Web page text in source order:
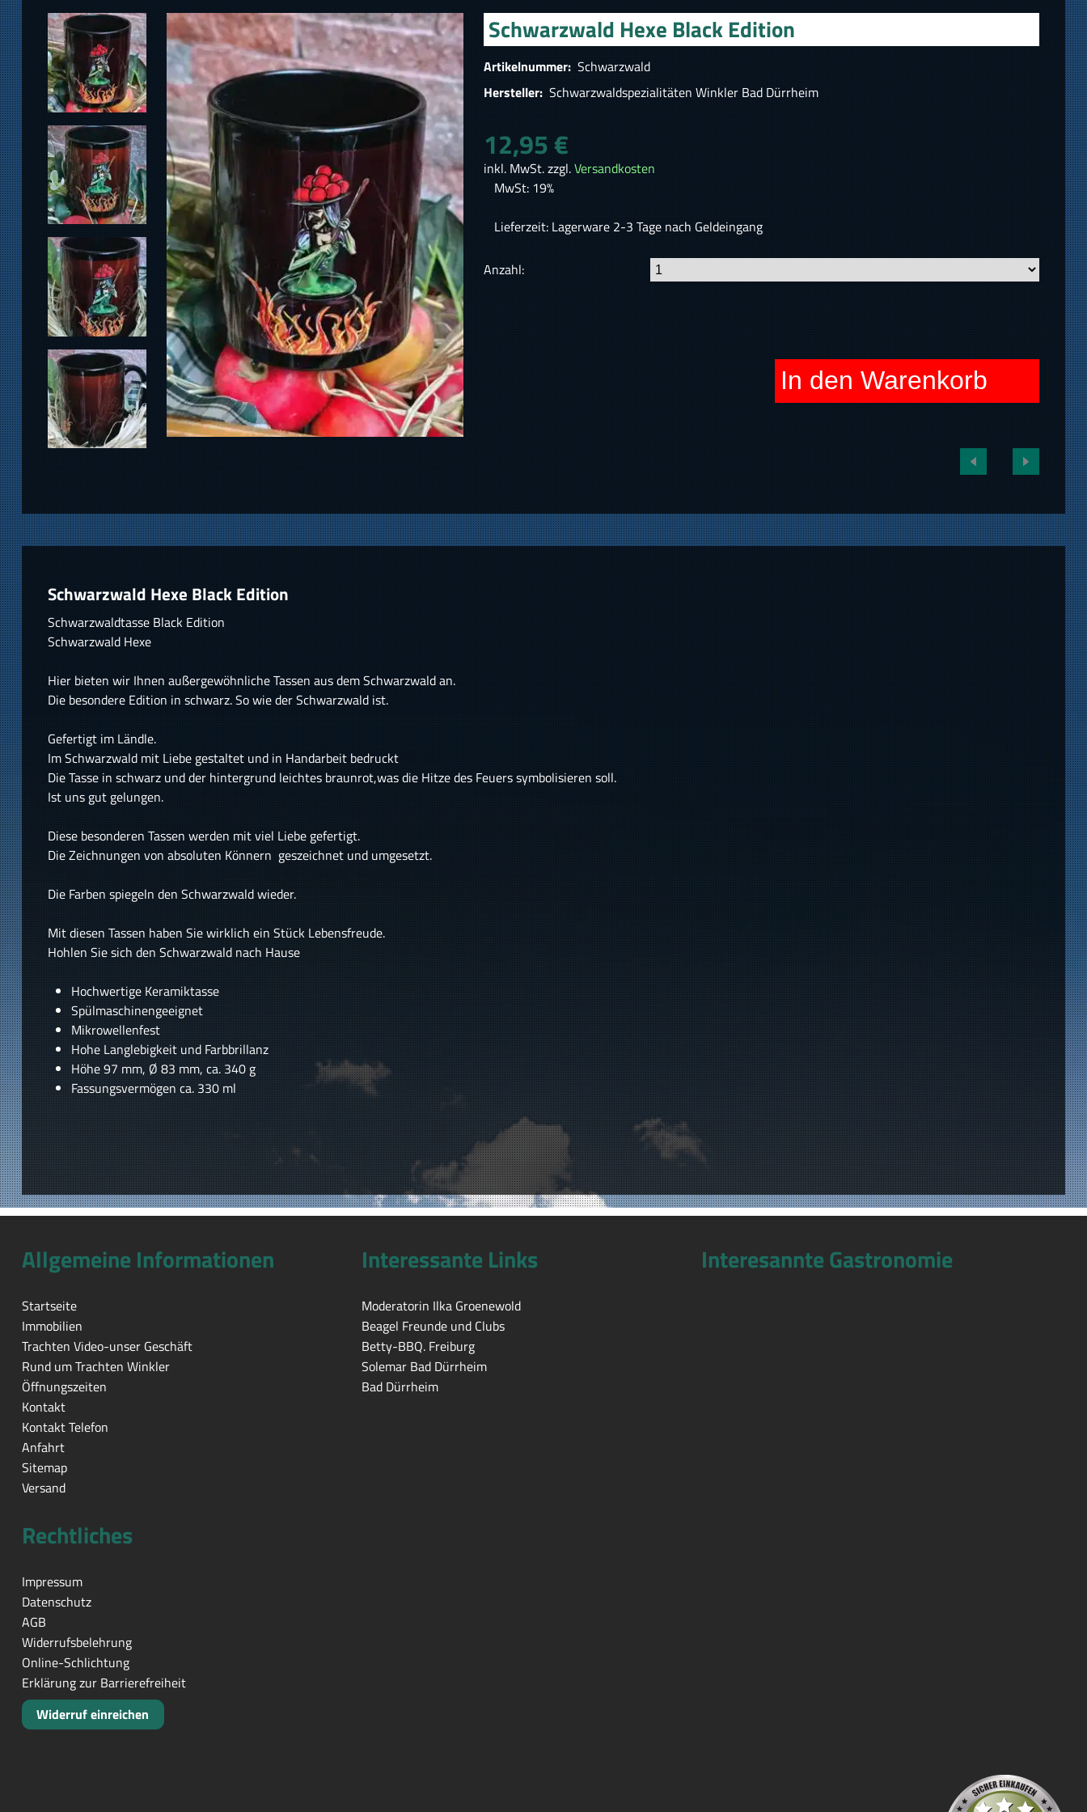
Schwarzwald Hexe Black Edition
Artikelnummer: Schwarzwald
Hersteller: Schwarzwaldspezialitäten Winkler Bad Dürrheim
12,95 €
inkl. MwSt. zzgl.Versandkosten
MwSt: 19%
Lieferzeit: Lagerware 2-3 Tage nach Geldeingang
Anzahl:
In den Warenkorb
Schwarzwald Hexe Black Edition
Schwarzwaldtasse Black Edition
Schwarzwald Hexe
Hier bieten wir Ihnen außergewöhnliche Tassen aus dem Schwarzwald an.
Die besondere Edition in schwarz. So wie der Schwarzwald ist.
Gefertigt im Ländle.
Im Schwarzwald mit Liebe gestaltet und in Handarbeit bedruckt
Die Tasse in schwarz und der hintergrund leichtes braunrot,was die Hitze des Feuers symbolisieren soll.
Ist uns gut gelungen.
Diese besonderen Tassen werden mit viel Liebe gefertigt.
Die Zeichnungen von absoluten Könnern geszeichnet und umgesetzt.
Die Farben spiegeln den Schwarzwald wieder.
Mit diesen Tassen haben Sie wirklich ein Stück Lebensfreude.
Hohlen Sie sich den Schwarzwald nach Hause
Hochwertige Keramiktasse
Spülmaschinengeeignet
Mikrowellenfest
Hohe Langlebigkeit und Farbbrillanz
Höhe 97 mm, Ø 83 mm, ca. 340 g
Fassungsvermögen ca. 330 ml
Allgemeine Informationen
Startseite
Immobilien
Trachten Video-unser Geschäft
Rund um Trachten Winkler
Öffnungszeiten
Kontakt
Kontakt Telefon
Anfahrt
Sitemap
Versand
Interessante Links
Moderatorin Ilka Groenewold
Beagel Freunde und Clubs
Betty-BBQ. Freiburg
Solemar Bad Dürrheim
Bad Dürrheim
Interesannte Gastronomie
Rechtliches
Impressum
Datenschutz
AGB
Widerrufsbelehrung
Online-Schlichtung
Erklärung zur Barrierefreiheit
Widerruf einreichen